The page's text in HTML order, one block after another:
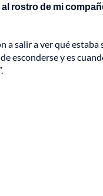
rostro de mi
salir a ver qué estaba
esconderse y es